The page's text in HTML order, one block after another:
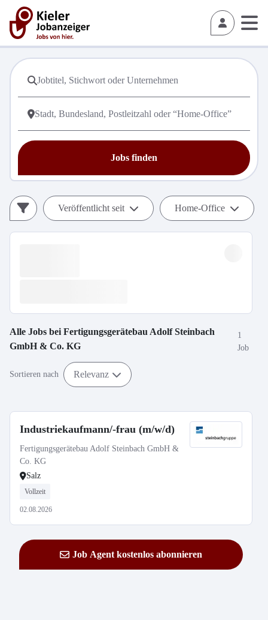
Jobs finden
Veröffentlicht seit Home-Office
Alle Jobs bei Fertigungsgerätebau Adolf Steinbach
GmbH & Co. KG
1
Job
Sortieren nach Relevanz
Industriekaufmann/-frau (m/w/d)
Fertigungsgerätebau Adolf Steinbach GmbH &
Co. KG
Salz
Vollzeit
02.08.2026
Job Agent kostenlos abonnieren